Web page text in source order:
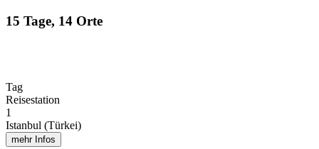
15 Tage, 14 Orte
Tag
Reisestation
1
Istanbul (Türkei)
mehr Infos